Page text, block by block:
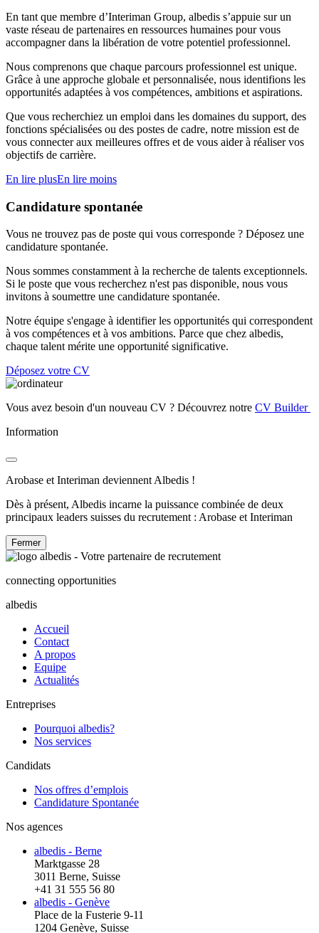
En tant que membre d’Interiman Group, albedis s’appuie sur un
vaste réseau de partenaires en ressources humaines pour vous
accompagner dans la libération de votre potentiel professionnel.
Nous comprenons que chaque parcours professionnel est unique.
Grâce à une approche globale et personnalisée, nous identifions les
opportunités adaptées à vos compétences, ambitions et aspirations.
Que vous recherchiez un emploi dans les domaines du support, des
fonctions spécialisées ou des postes de cadre, notre mission est de
vous connecter aux meilleures offres et de vous aider à réaliser vos
objectifs de carrière.
En lire plusEn lire moins
Candidature spontanée
Vous ne trouvez pas de poste qui vous corresponde ? Déposez une
candidature spontanée.
Nous sommes constamment à la recherche de talents exceptionnels.
Si le poste que vous recherchez n'est pas disponible, nous vous
invitons à soumettre une candidature spontanée.
Notre équipe s'engage à identifier les opportunités qui correspondent
à vos compétences et à vos ambitions. Parce que chez albedis,
chaque talent mérite une opportunité significative.
Déposez votre CV
Vous avez besoin d'un nouveau CV ? Découvrez notre CV Builder
Information
Arobase et Interiman deviennent Albedis !
Dès à présent, Albedis incarne la puissance combinée de deux
principaux leaders suisses du recrutement : Arobase et Interiman
Fermer
connecting opportunities
albedis
Accueil
Contact
A propos
Equipe
Actualités
Entreprises
Pourquoi albedis?
Nos services
Candidats
Nos offres d’emplois
Candidature Spontanée
Nos agences
albedis - Berne
Marktgasse 28
3011 Berne, Suisse
+41 31 555 56 80
albedis - Genève
Place de la Fusterie 9-11
1204 Genève, Suisse